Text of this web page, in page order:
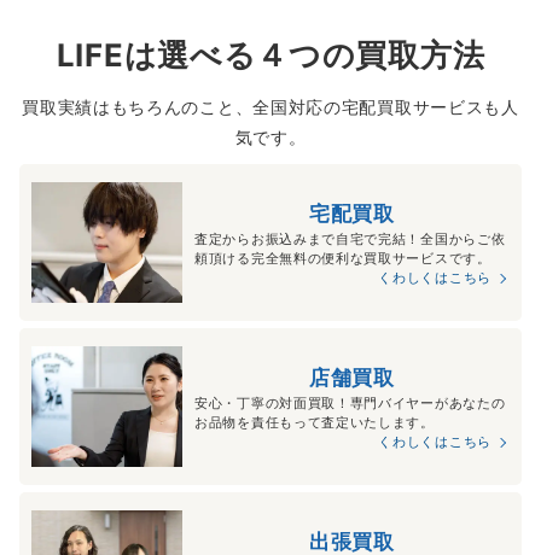
LIFEは選べる４つの買取方法
買取実績はもちろんのこと、全国対応の宅配買取サービスも人
気です。
宅配買取
査定からお振込みまで自宅で完結！全国からご依
頼頂ける完全無料の便利な買取サービスです。
くわしくはこちら
店舗買取
安心・丁寧の対面買取！専門バイヤーがあなたの
お品物を責任もって査定いたします。
くわしくはこちら
出張買取